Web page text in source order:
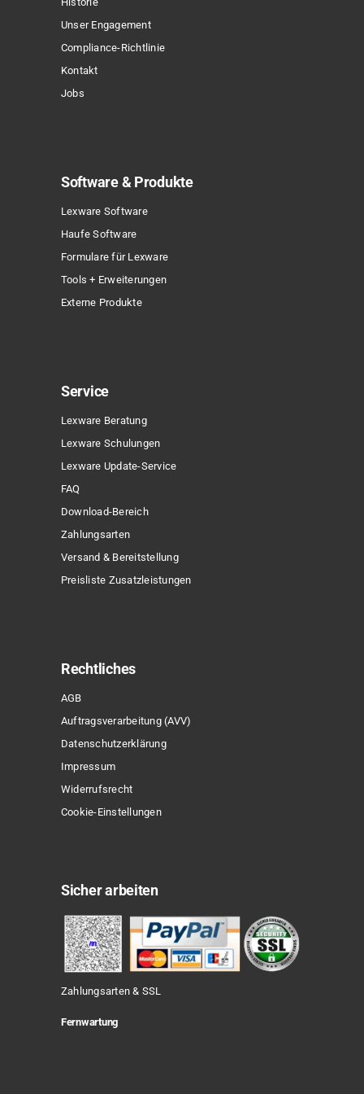
gewählt
werden
Unser Engagement
Compliance-Richtlinie
Kontakt
Jobs
Software & Produkte
Lexware Software
Haufe Software
Formulare für Lexware
Tools + Erweiterungen
Externe Produkte
Service
Lexware Beratung
Lexware Schulungen
Lexware Update-Service
FAQ
Download-Bereich
Zahlungsarten
Versand & Bereitstellung
Preisliste Zusatzleistungen
Rechtliches
AGB
Auftragsverarbeitung (AVV)
Datenschutzerklärung
Impressum
Widerrufsrecht
Cookie-Einstellungen
Sicher arbeiten
Zahlungsarten & SSL
Fernwartung